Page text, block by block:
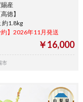
産
徳】
約1.8kg
約】2026年11月発送
￥16,000
市